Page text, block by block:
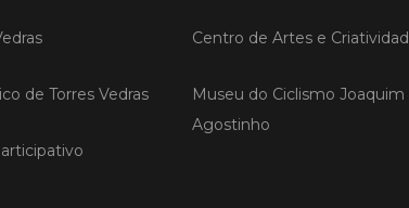
de Torres Vedras
Centro de Artes e
Museu do Ciclismo Joaquim
Agostinho